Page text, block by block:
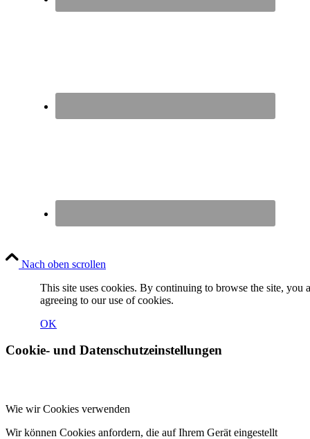
Nach oben scrollen
This site uses cookies. By continuing to browse the site, you
agreeing to our use of cookies.
OK
Cookie- und Datenschutzeinstellungen
Wie wir Cookies verwenden
Wir können Cookies anfordern, die auf Ihrem Gerät eingestellt